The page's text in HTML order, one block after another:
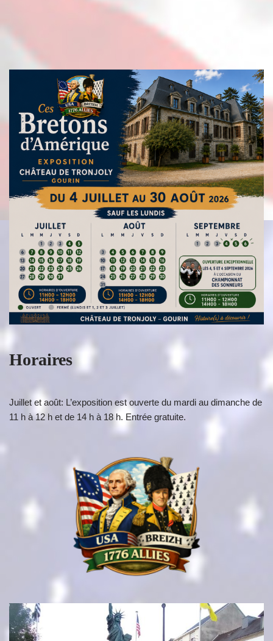
Horaires
Juillet et août: L’exposition est ouverte du mardi au dimanche de
11 h à 12 h et de 14 h à 18 h. Entrée gratuite.